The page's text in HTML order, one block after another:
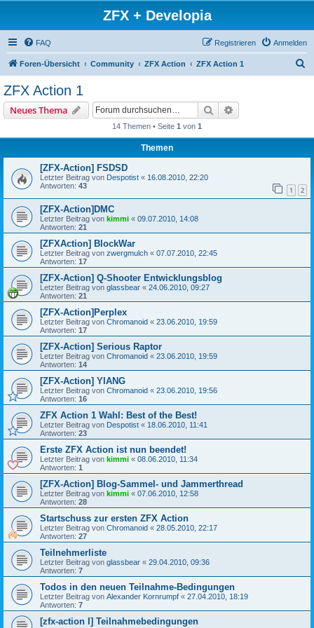
ZFX + Developia
FAQ Anmelden
Registrieren
Foren-Übersicht Community ZFX Action ZFX Action 1
ZFX Action 1
Neues Thema Suche
14 Themen • Seite 1 von 1
Themen
[ZFX-Action] FSDSD
Letzter Beitrag von Despotist « 16.08.2010, 22:20
Antworten: 43 1 2
[ZFX-Action]DMC
Letzter Beitrag von kimmi « 09.07.2010, 14:08
Antworten: 21
[ZFXAction] BlockWar
Letzter Beitrag von zwergmulch « 07.07.2010, 22:45
Antworten: 17
[ZFX-Action] Q-Shooter Entwicklungsblog
Letzter Beitrag von glassbear « 24.06.2010, 09:27
Antworten: 21
[ZFX-Action]Perplex
Letzter Beitrag von Chromanoid « 23.06.2010, 19:59
Antworten: 17
[ZFX-Action] Serious Raptor
Letzter Beitrag von Chromanoid « 23.06.2010, 19:59
Antworten: 14
[ZFX-Action] YIANG
Letzter Beitrag von Chromanoid « 23.06.2010, 19:56
Antworten: 16
ZFX Action 1 Wahl: Best of the Best!
Letzter Beitrag von Despotist « 18.06.2010, 11:41
Antworten: 23
Erste ZFX Action ist nun beendet!
Letzter Beitrag von kimmi « 08.06.2010, 11:34
Antworten: 1
[ZFX-Action] Blog-Sammel- und Jammerthread
Letzter Beitrag von kimmi « 07.06.2010, 12:58
Antworten: 28
Startschuss zur ersten ZFX Action
Letzter Beitrag von Chromanoid « 28.05.2010, 22:17
Antworten: 27
Teilnehmerliste
Letzter Beitrag von glassbear « 29.04.2010, 09:36
Antworten: 7
Todos in den neuen Teilnahme-Bedingungen
Letzter Beitrag von Alexander Kornrumpf « 27.04.2010, 18:19
Antworten: 7
[zfx-action I] Teilnahmebedingungen